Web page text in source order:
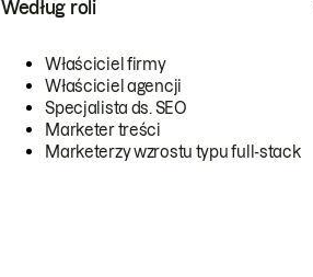
Według roli
Właściciel firmy
Właściciel agencji
Specjalista ds. SEO
Marketer treści
Marketerzy wzrostu typu full-stack